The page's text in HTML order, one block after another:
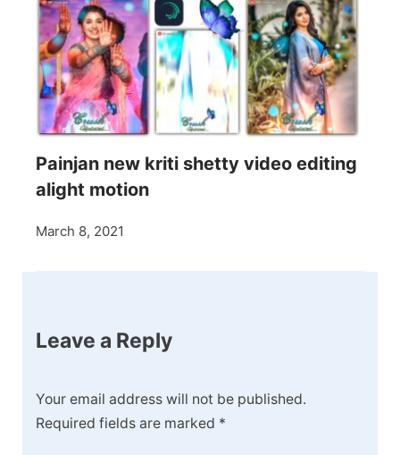
Painjan new kriti shetty video editing
alight motion
March 8, 2021
Leave a Reply
Your email address will not be published.
Required fields are marked *